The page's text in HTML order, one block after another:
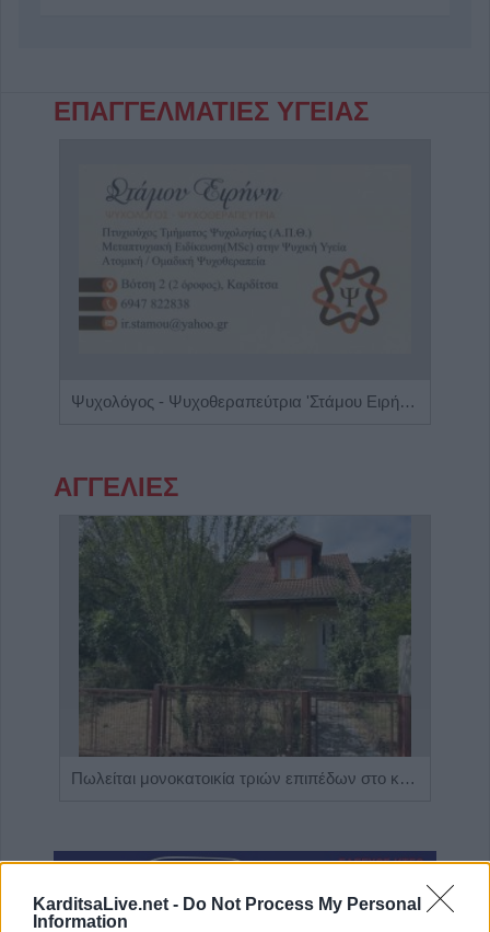
KarditsaLive.net - Do Not Process My Personal
Information
ΕΠΑΓΓΕΛΜΑΤΙΕΣ ΥΓΕΙΑΣ
Ψυχολόγος - Ψυχοθεραπεύτρια 'Στάμου Ειρήνη'
ΑΓΓΕΛΙΕΣ
Πωλείται μονοκατοικία τριών επιπέδων στο καταπράσινο Πευκόφυτο Καρδίτσας